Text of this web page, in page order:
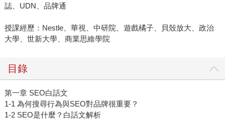
誌、UDN、品牌通
授課經歷：Nestle、華視、中研院、遊戲橘子、貝殼放大、政治
大學、世新大學、商業思維學院
目錄
第一章 SEO白話文
1-1 為何搜尋行為與SEO對品牌很重要？
1-2 SEO是什麼？白話文解析